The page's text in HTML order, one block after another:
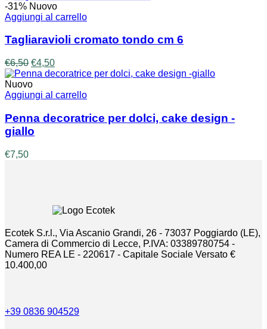
-31% Nuovo
Aggiungi al carrello
Tagliaravioli cromato tondo cm 6
€6,50 Il
prezzo
originale
era:
€4,50Il
prezzo
è:
Nuovo
Aggiungi al carrello
Penna decoratrice per dolci, cake design -
giallo
€7,50
Ecotek S.r.l., Via Ascanio Grandi, 26 - 73037 Poggiardo (LE),
Camera di Commercio di Lecce, P.IVA: 03389780754 -
Numero REA LE - 220617 - Capitale Sociale Versato €
10.400,00
+39 0836 904529